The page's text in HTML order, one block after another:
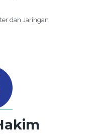
dan Jaringan